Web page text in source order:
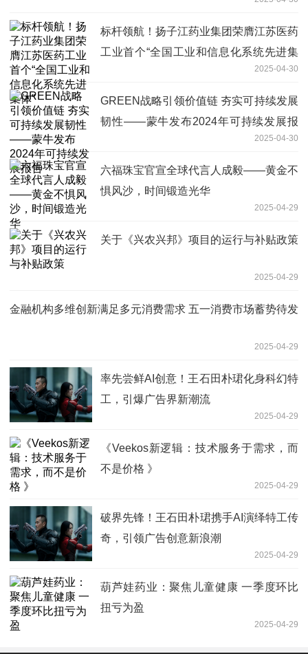
标杆领航！扬子江药业集团荣膺江苏医药
工业首个“全国工业和信息化系统先进集
2025-04-30
GREEN战略引领价值链 夯实可持续发展
韧性——蒙牛发布2024年可持续发展报
2025-04-30
六福珠宝官宣全球代言人成毅——黄金不
惧风沙，时间锻造光华
2025-04-29
关于《兴农兴邦》项目的运行与补贴政策
2025-04-29
金融机构多维创新满足多元消费需求 五一消费市场蓄势待发
2025-04-29
率先尝鲜AI创意！王石田朴珺化身科幻特
工，引爆广告界新潮流
2025-04-29
《Veekos新逻辑：技术服务于需求，而
不是价格 》
2025-04-29
破界先锋！王石田朴珺携手AI演绎特工传
奇，引领广告创意新浪潮
2025-04-29
葫芦娃药业：聚焦儿童健康 一季度环比
扭亏为盈
2025-04-29